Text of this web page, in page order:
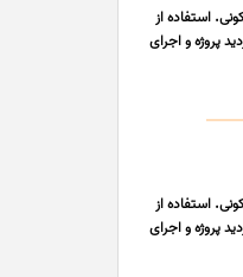
استفاده از
پروژه و اجرای
استفاده از
پروژه و اجرای